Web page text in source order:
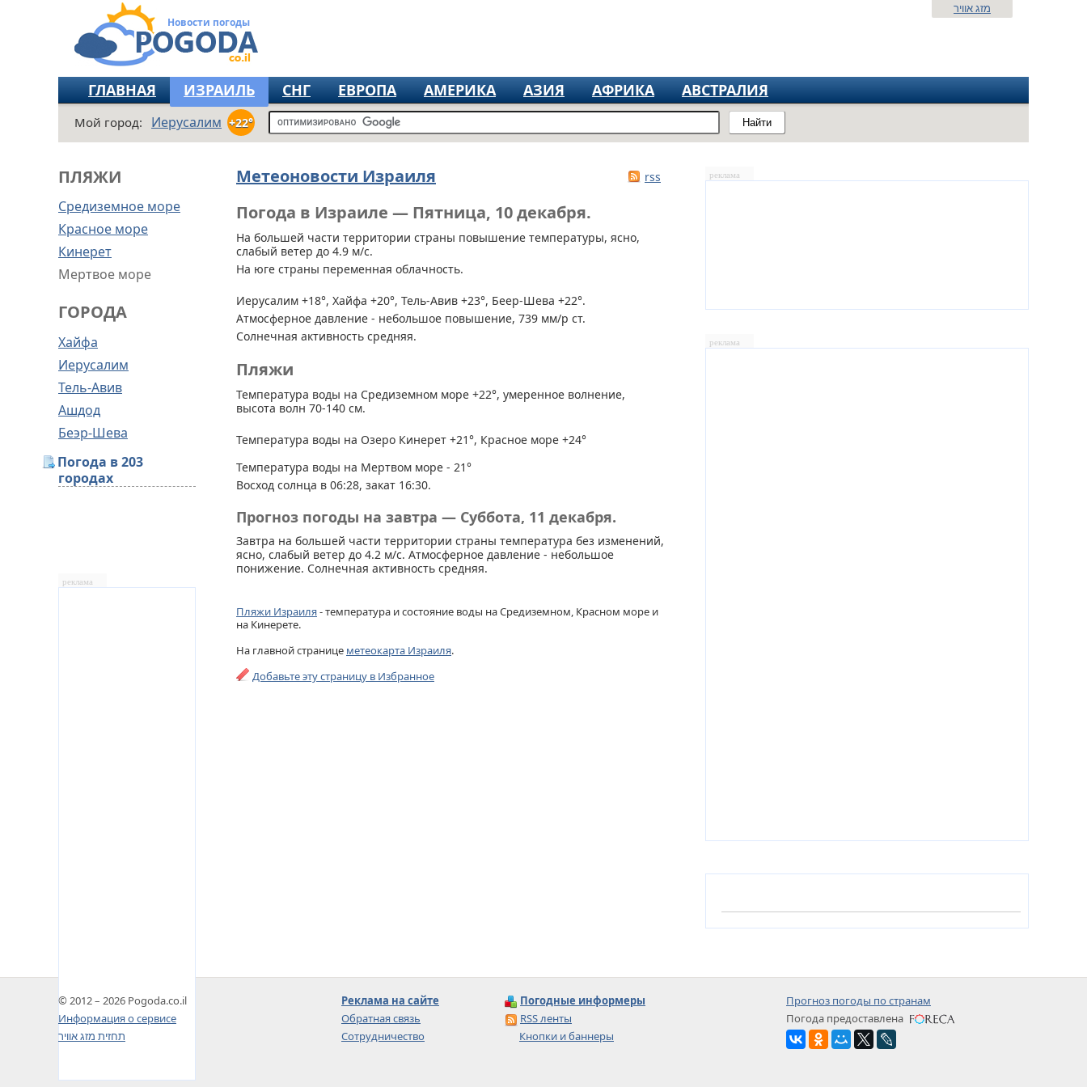
Новости погоды
Найти
מזג אוויר
ГЛАВНАЯ ИЗРАИЛЬ СНГ ЕВРОПА АМЕРИКА АЗИЯ АФРИКА АВСТРАЛИЯ
Мой город: Иерусалим +22°
ПЛЯЖИ
Средиземное море
Красное море
Кинерет
Мертвое море
ГОРОДА
Хайфа
Иерусалим
Тель-Авив
Ашдод
Беэр-Шева
Погода в 203
городах
реклама
Метеоновости Израиля rss
Погода в Израиле — Пятница, 10 декабря.
На большей части территории страны повышение температуры, ясно,
слабый ветер до 4.9 м/с.
На юге страны переменная облачность.
Иерусалим +18°, Хайфа +20°, Тель-Авив +23°, Беер-Шева +22°.
Атмосферное давление - небольшое повышение, 739 мм/р ст.
Солнечная активность средняя.
Пляжи
Температура воды на Средиземном море +22°, умеренное волнение,
высота волн 70-140 см.
Температура воды на Озеро Кинерет +21°, Красное море +24°
Температура воды на Мертвом море - 21°
Восход солнца в 06:28, закат 16:30.
Прогноз погоды на завтра — Суббота, 11 декабря.
Завтра на большей части территории страны температура без изменений,
ясно, слабый ветер до 4.2 м/с. Атмосферное давление - небольшое
понижение. Солнечная активность средняя.
Пляжи Израиля- температура и состояние воды на Средиземном, Красном море и
на Кинерете.
На главной странице метеокарта Израиля.
Добавьте эту страницу в Избранное
реклама
реклама
© 2012 – 2026 Pogoda.co.il
Информация о сервисе
תחזית מזג אוויר
Реклама на сайте
Обратная связь
Сотрудничество
Погодные информеры
RSS ленты
Кнопки и баннеры
Прогноз погоды по странам
Погода предоставлена